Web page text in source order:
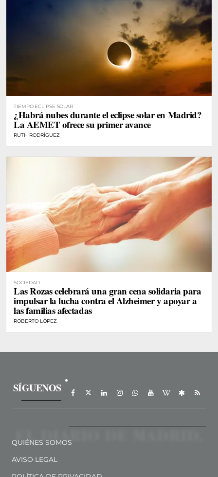
TIEMPO ECLIPSE SOLAR
¿Habrá nubes durante el eclipse solar en Madrid?
La AEMET ofrece su primer avance
RUTH RODRÍGUEZ
SOCIEDAD
Las Rozas celebrará una gran cena solidaria para
impulsar la lucha contra el Alzheimer y apoyar a
las familias afectadas
ROBERTO LÓPEZ
SÍGUENOS
QUIÉNES SOMOS
AVISO LEGAL